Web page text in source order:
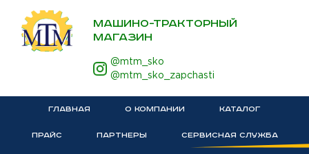
МАШИНО-ТРАКТОРНЫЙ
МАГАЗИН
@mtm_sko
@mtm_sko_zapchasti
ГЛАВНАЯ О КОМПАНИИ КАТАЛОГ
ПРАЙС ПАРТНЕРЫ СЕРВИСНАЯ СЛУЖБА